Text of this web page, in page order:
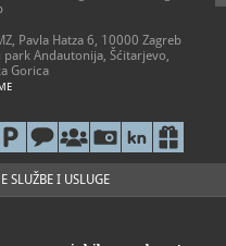
Pavla Hatza 6, 10000 Zagreb
park Andautonija, Šćitarjevo,
Gorica
h
13 h
državnim
i neradnim danima
SLUŽBE I USLUGE